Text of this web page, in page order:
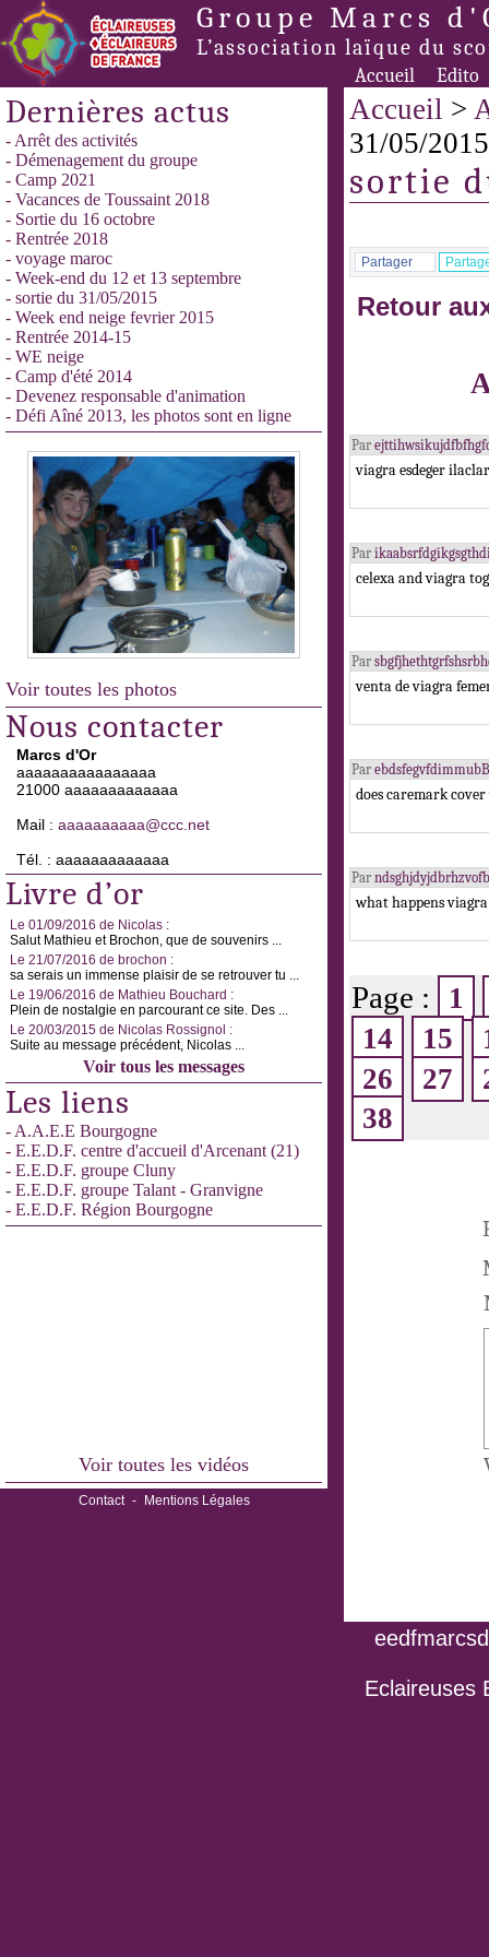
Groupe Marcs
L’association laïque du
Accueil Edito
Dernières actus
- Arrêt des activités
- Démenagement du groupe
- Camp 2021
- Vacances de Toussaint 2018
- Sortie du 16 octobre
- Rentrée 2018
- voyage maroc
- Week-end du 12 et 13 septembre
- sortie du 31/05/2015
- Week end neige fevrier 2015
- Rentrée 2014-15
- WE neige
- Camp d'été 2014
- Devenez responsable d'animation
- Défi Aîné 2013, les photos sont en ligne
Voir toutes les photos
Nous contacter
Marcs d'Or
aaaaaaaaaaaaaaaa
21000 aaaaaaaaaaaaa
Mail : aaaaaaaaaa@ccc.net
Tél. : aaaaaaaaaaaaa
Livre d’or
Le 01/09/2016 de Nicolas :
Salut Mathieu et Brochon, que de souvenirs ...
Le 21/07/2016 de brochon :
sa serais un immense plaisir de se retrouver tu ...
Le 19/06/2016 de Mathieu Bouchard :
Plein de nostalgie en parcourant ce site. Des ...
Le 20/03/2015 de Nicolas Rossignol :
Suite au message précédent, Nicolas ...
Voir tous les messages
Les liens
- A.A.E.E Bourgogne
- E.E.D.F. centre d'accueil d'Arcenant (21)
- E.E.D.F. groupe Cluny
- E.E.D.F. groupe Talant - Granvigne
- E.E.D.F. Région Bourgogne
Voir toutes les vidéos
Contact - Mentions Légales
Accueil >
31/05/2015
sortie
Partager
Retour
Par
viagra esdeger
Par
celexa and viagra
Par
venta de viagra
Par
does caremark
Par
what happens
Page :
1
14
15
26
27
38
Eclaireuses